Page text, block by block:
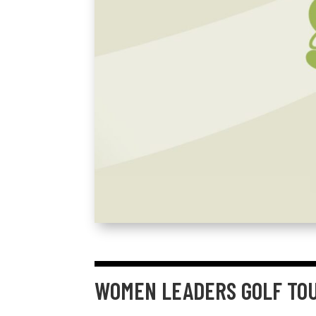
WOMEN LEADERS GOLF